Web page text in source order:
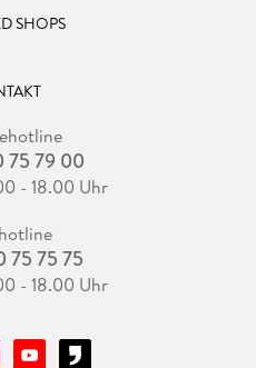
SHOPS
75 79 00
- 18.00 Uhr
75 75 75
- 18.00 Uhr